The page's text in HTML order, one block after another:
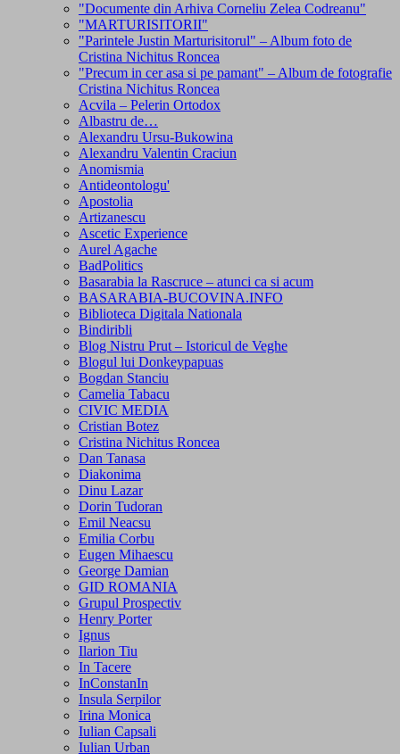
"Documente din Arhiva Corneliu Zelea Codreanu"
"MARTURISITORII"
"Parintele Justin Marturisitorul" – Album foto de
Cristina Nichitus Roncea
"Precum in cer asa si pe pamant" – Album de fotografie
Cristina Nichitus Roncea
Acvila – Pelerin Ortodox
Albastru de…
Alexandru Ursu-Bukowina
Alexandru Valentin Craciun
Anomismia
Antideontologu'
Apostolia
Artizanescu
Ascetic Experience
Aurel Agache
BadPolitics
Basarabia la Rascruce – atunci ca si acum
BASARABIA-BUCOVINA.INFO
Biblioteca Digitala Nationala
Bindiribli
Blog Nistru Prut – Istoricul de Veghe
Blogul lui Donkeypapuas
Bogdan Stanciu
Camelia Tabacu
CIVIC MEDIA
Cristian Botez
Cristina Nichitus Roncea
Dan Tanasa
Diakonima
Dinu Lazar
Dorin Tudoran
Emil Neacsu
Emilia Corbu
Eugen Mihaescu
George Damian
GID ROMANIA
Grupul Prospectiv
Henry Porter
Ignus
Ilarion Tiu
In Tacere
InConstanIn
Insula Serpilor
Irina Monica
Iulian Capsali
Iulian Urban